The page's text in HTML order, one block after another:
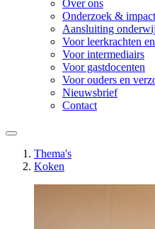
Over ons
Onderzoek & impact
Aansluiting
Voor leerkrachten
Voor intermediairs
Voor gastdocenten
Voor ouders en
Nieuwsbrief
Contact
Thema's
Koken